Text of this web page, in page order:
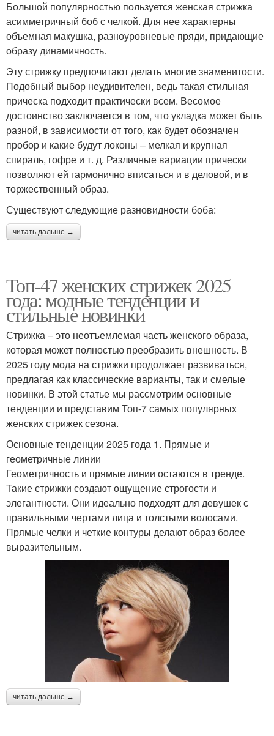
Большой популярностью пользуется женская стрижка
асимметричный боб с челкой. Для нее характерны
объемная макушка, разноуровневые пряди, придающие
образу динамичность.
Эту стрижку предпочитают делать многие знаменитости.
Подобный выбор неудивителен, ведь такая стильная
прическа подходит практически всем. Весомое
достоинство заключается в том, что укладка может быть
разной, в зависимости от того, как будет обозначен
пробор и какие будут локоны – мелкая и крупная
спираль, гофре и т. д. Различные вариации прически
позволяют ей гармонично вписаться и в деловой, и в
торжественный образ.
Существуют следующие разновидности боба:
читать дальше →
Топ-47 женских стрижек 2025
года: модные тенденции и
стильные новинки
Стрижка – это неотъемлемая часть женского образа,
которая может полностью преобразить внешность. В
2025 году мода на стрижки продолжает развиваться,
предлагая как классические варианты, так и смелые
новинки. В этой статье мы рассмотрим основные
тенденции и представим Топ-7 самых популярных
женских стрижек сезона.
Основные тенденции 2025 года 1. Прямые и
геометричные линии
Геометричность и прямые линии остаются в тренде.
Такие стрижки создают ощущение строгости и
элегантности. Они идеально подходят для девушек с
правильными чертами лица и толстыми волосами.
Прямые челки и четкие контуры делают образ более
выразительным.
читать дальше →